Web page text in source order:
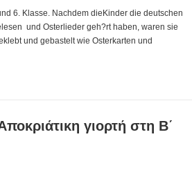
6. Klasse. Nachdem dieKinder die deutschen
und Osterlieder geh?rt haben, waren sie
und gebastelt wie Osterkarten und
γιορτή στη Β΄